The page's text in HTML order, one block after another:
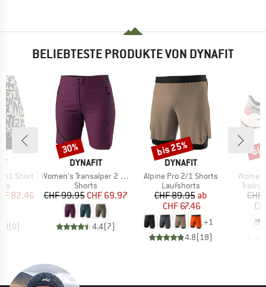
BELIEBTESTE PRODUKTE VON DYNAFIT
Short
Preis
82.46
(0)
MARKE
DYNAFIT
Artikel
Women's Transalper 2 Light DST Shorts
Produktgruppe
Shorts
Preis
CHF 99.95reduzierter Preis
CHF 69.97
4.4(7)
Rabatt
30%
MARKE
DYNAFIT
Artikel
Alpine Pro 2/1 Shorts
Produktgruppe
Laufshorts
Preis
CHF 89.95reduzierter Preis
ab
CHF 67.46
+1
4.8( 18)
Rabatt
bis 25%
Artikel